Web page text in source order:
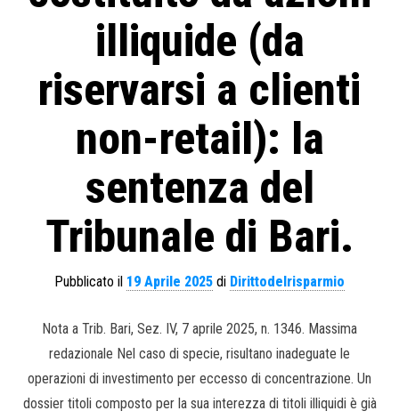
illiquide (da
riservarsi a clienti
non-retail): la
sentenza del
Tribunale di Bari.
Pubblicato il 19 Aprile 2025 di Dirittodelrisparmio
Nota a Trib. Bari, Sez. IV, 7 aprile 2025, n. 1346. Massima
redazionale Nel caso di specie, risultano inadeguate le
operazioni di investimento per eccesso di concentrazione. Un
dossier titoli composto per la sua interezza di titoli illiquidi è già